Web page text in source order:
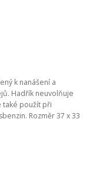
k nanášení a
Hadřík neuvolňuje
také použít při
Rozměr 37 x 33